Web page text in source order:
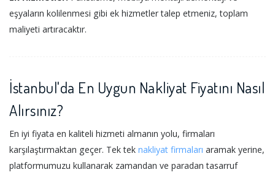
eşyaların kolilenmesi gibi ek hizmetler talep etmeniz, toplam
maliyeti artıracaktır.
İstanbul'da En Uygun Nakliyat Fiyatını Nasıl
Alırsınız?
En iyi fiyata en kaliteli hizmeti almanın yolu, firmaları
karşılaştırmaktan geçer. Tek tek nakliyat firmaları aramak yerine,
platformumuzu kullanarak zamandan ve paradan tasarruf